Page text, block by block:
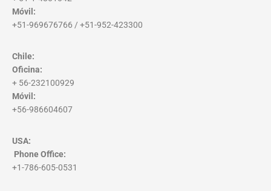
Móvil:
+51-969676766 / +51-952-423300
Chile:
Oficina:
+ 56-232100929
Móvil:
+56-986604607
USA:
Phone Office:
+1-786-605-0531